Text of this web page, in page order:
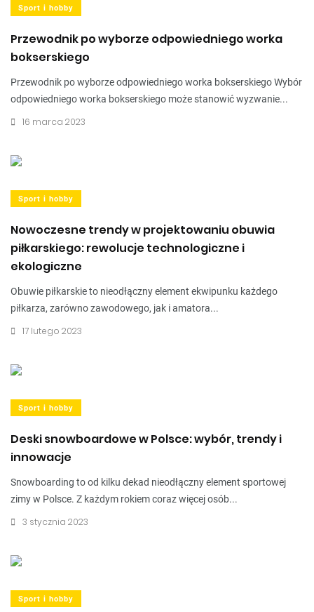
Sport i hobby
Przewodnik po wyborze odpowiedniego worka
bokserskiego
Przewodnik po wyborze odpowiedniego worka bokserskiego Wybór
odpowiedniego worka bokserskiego może stanowić wyzwanie...
16 marca 2023
Sport i hobby
Nowoczesne trendy w projektowaniu obuwia
piłkarskiego: rewolucje technologiczne i
ekologiczne
Obuwie piłkarskie to nieodłączny element ekwipunku każdego
piłkarza, zarówno zawodowego, jak i amatora...
17 lutego 2023
Sport i hobby
Deski snowboardowe w Polsce: wybór, trendy i
innowacje
Snowboarding to od kilku dekad nieodłączny element sportowej
zimy w Polsce. Z każdym rokiem coraz więcej osób...
3 stycznia 2023
Sport i hobby